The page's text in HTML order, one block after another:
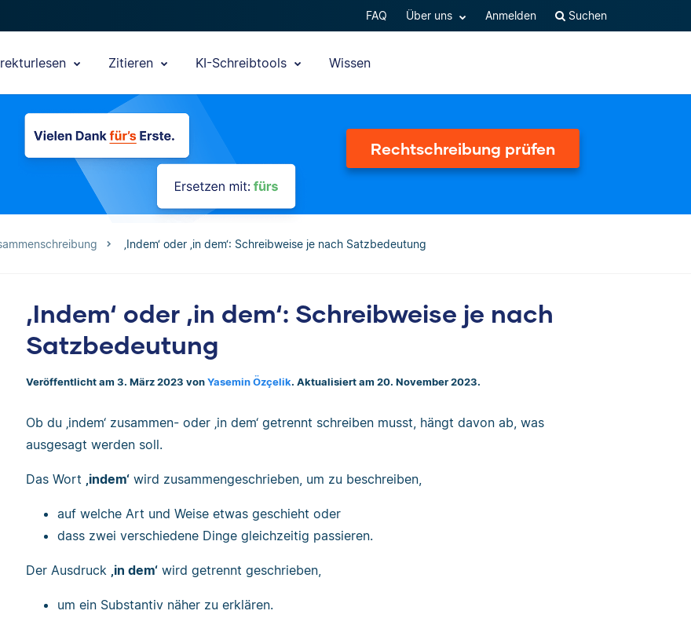
FAQ Über uns Anmelden Suchen
Zitieren KI-Schreibtools Wissen
Rechtschreibung prüfen
‚Indem‘ oder ‚in dem‘: Schreibweise je nach Satzbedeutung
‚Indem‘ oder ‚in dem‘: Schreibweise je nach
Satzbedeutung
Veröffentlicht am 3. März 2023 von Yasemin Özçelik. Aktualisiert am 20. November 2023.
Ob du ‚indem‘ zusammen- oder ‚in dem‘ getrennt schreiben musst, hängt davon ab, was
ausgesagt werden soll.
Das Wort ‚indem‘ wird zusammengeschrieben, um zu beschreiben,
auf welche Art und Weise etwas geschieht oder
dass zwei verschiedene Dinge gleichzeitig passieren.
Der Ausdruck ‚in dem‘ wird getrennt geschrieben,
um ein Substantiv näher zu erklären.